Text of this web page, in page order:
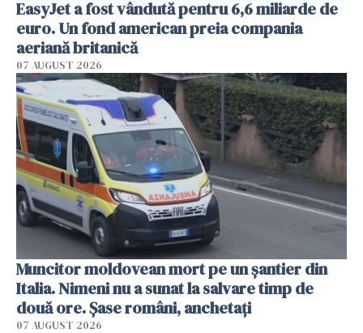
EasyJet a fost vândută pentru 6,6 miliarde de
euro. Un fond american preia compania
aeriană britanică
07 AUGUST 2026
Muncitor moldovean mort pe un șantier din
Italia. Nimeni nu a sunat la salvare timp de
două ore. Șase români, anchetați
07 AUGUST 2026